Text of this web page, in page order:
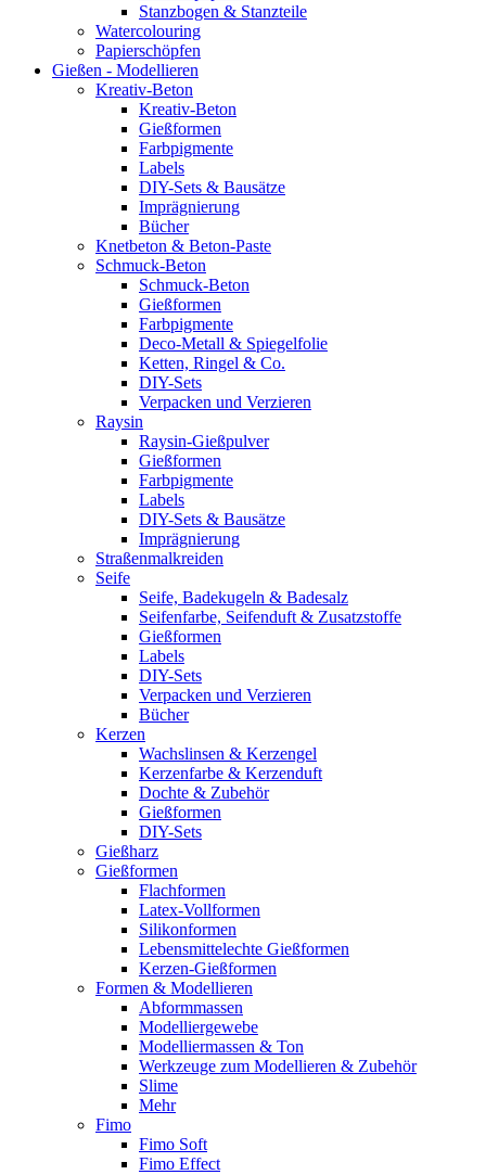
Stanzbogen & Stanzteile
Watercolouring
Papierschöpfen
Gießen - Modellieren
Kreativ-Beton
Kreativ-Beton
Gießformen
Farbpigmente
Labels
DIY-Sets & Bausätze
Imprägnierung
Bücher
Knetbeton & Beton-Paste
Schmuck-Beton
Schmuck-Beton
Gießformen
Farbpigmente
Deco-Metall & Spiegelfolie
Ketten, Ringel & Co.
DIY-Sets
Verpacken und Verzieren
Raysin
Raysin-Gießpulver
Gießformen
Farbpigmente
Labels
DIY-Sets & Bausätze
Imprägnierung
Straßenmalkreiden
Seife
Seife, Badekugeln & Badesalz
Seifenfarbe, Seifenduft & Zusatzstoffe
Gießformen
Labels
DIY-Sets
Verpacken und Verzieren
Bücher
Kerzen
Wachslinsen & Kerzengel
Kerzenfarbe & Kerzenduft
Dochte & Zubehör
Gießformen
DIY-Sets
Gießharz
Gießformen
Flachformen
Latex-Vollformen
Silikonformen
Lebensmittelechte Gießformen
Kerzen-Gießformen
Formen & Modellieren
Abformmassen
Modelliergewebe
Modelliermassen & Ton
Werkzeuge zum Modellieren & Zubehör
Slime
Mehr
Fimo
Fimo Soft
Fimo Effect